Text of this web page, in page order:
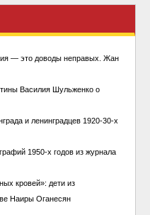
— это доводы неправых. Жан
Василия Шульженко о
и ленинградцев 1920-30-х
1950-х годов из журнала
кровей»: дети из
Наиры Оганесян